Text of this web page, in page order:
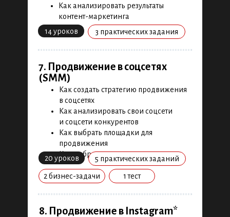
8. Продвижение в Instagram*
Как создать стратегию продвижения
в соцсетях
Как анализировать свои соцсети
и соцсети конкурентов
Как выбрать площадки для
продвижения
Как выбрать методы продвижения
7. Продвижение в соцсетях
(SMM)
20 уроков 5 практических заданий
2 бизнес-задачи 1 тест
Как анализировать результаты
контент-маркетинга
14 уроков 3 практических задания
Какие цели и задачи у интернет-
маркетинга
Какие есть каналы продвижения в
интернет-маркетинге
Как развиваться в интернет-
маркетинге
4. Введение в интернет-
маркетинг
5 уроков 1 тренажер